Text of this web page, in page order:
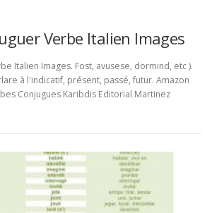
Verbe Italien Images
Italien Images. Fost, avusese, dormind, etc ).
à l'indicatif, présent, passé, futur. Amazon
Conjugues Karibdis Editorial Martinez